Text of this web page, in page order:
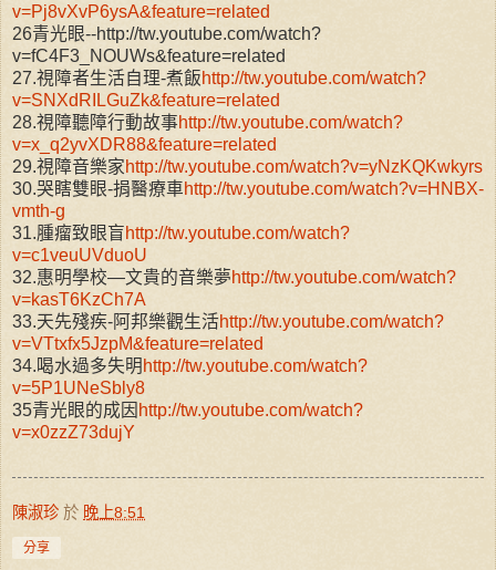
v=Pj8vXvP6ysA&feature=related
26青光眼--http://tw.youtube.com/watch?
v=fC4F3_NOUWs&feature=related
27.視障者生活自理-煮飯http://tw.youtube.com/watch?
v=SNXdRILGuZk&feature=related
28.視障聽障行動故事http://tw.youtube.com/watch?
v=x_q2yvXDR88&feature=related
29.視障音樂家http://tw.youtube.com/watch?v=yNzKQKwkyrs
30.哭瞎雙眼-捐醫療車http://tw.youtube.com/watch?v=HNBX-
vmth-g
31.腫瘤致眼盲http://tw.youtube.com/watch?
v=c1veuUVduoU
32.惠明學校—文貴的音樂夢http://tw.youtube.com/watch?
v=kasT6KzCh7A
33.天先殘疾-阿邦樂觀生活http://tw.youtube.com/watch?
v=VTtxfx5JzpM&feature=related
34.喝水過多失明 http://tw.youtube.com/watch?
v=5P1UNeSbly8
35青光眼的成因 http://tw.youtube.com/watch?
v=x0zzZ73dujY
陳淑珍 於 晚上8:51
分享